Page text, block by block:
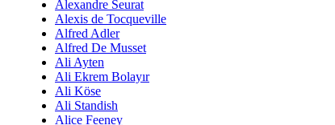
Alexandre Seurat
Alexis de Tocqueville
Alfred Adler
Alfred De Musset
Ali Ayten
Ali Ekrem Bolayır
Ali Köse
Ali Standish
Alice Feeney